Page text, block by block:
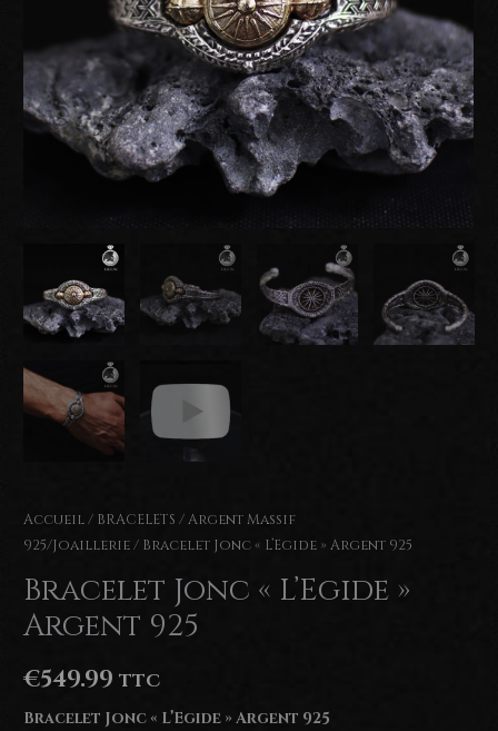
Accueil/ BRACELETS /Argent Massif
925/Joaillerie/ Bracelet Jonc « L’Egide » Argent 925
Bracelet Jonc « L’Egide »
Argent 925
€549.99 TTC
Bracelet Jonc « L’Egide » Argent 925